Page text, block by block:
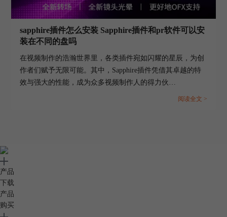
sapphire插件怎么安装 Sapphire插件和pr软件可以安
装在不同的盘吗
在视频制作的浩瀚世界里，各类插件宛如闪耀的星辰，为创
作者们赋予无限可能。其中，Sapphire插件凭借其卓越的特
效与强大的性能，成为众多视频制作人的得力伙
伴。“sapphire插件怎么安装Sapphire插件和pr软件可以安装在
阅读全文 >
产品
下载
产品
购买